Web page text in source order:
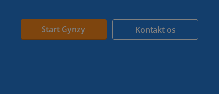
Start Gynzy Kontakt os